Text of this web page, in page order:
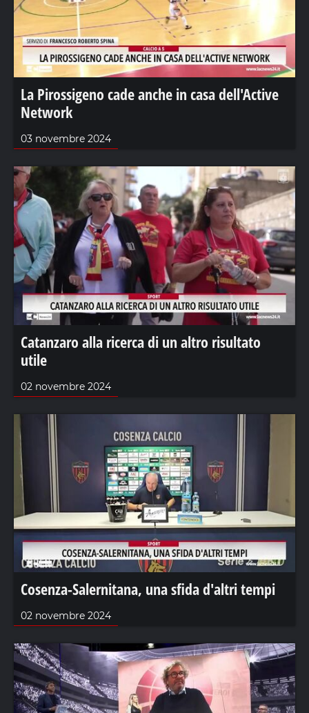
La Pirossigeno cade anche in casa dell'Active
Network
03 novembre 2024
Catanzaro alla ricerca di un altro risultato
utile
02 novembre 2024
Cosenza-Salernitana, una sfida d'altri tempi
02 novembre 2024